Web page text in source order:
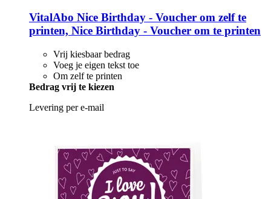
VitalAbo Nice Birthday -​ Voucher om zelf te
printen, Nice Birthday -​ Voucher om te printen
Vrij kiesbaar bedrag
Voeg je eigen tekst toe
Om zelf te printen
Bedrag vrij te kiezen
Levering per e-mail